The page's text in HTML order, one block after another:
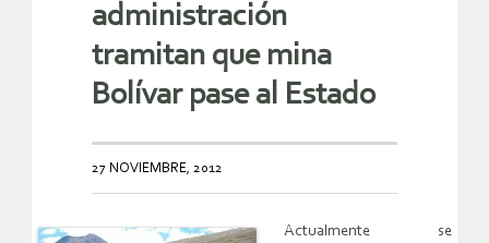
administración
tramitan que mina
Bolívar pase al Estado
27 NOVIEMBRE, 2012
Actualmente se